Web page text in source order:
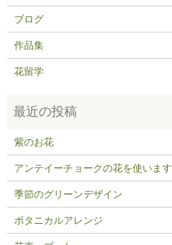
ブログ
作品集
花留学
紫のお花
アンテイーチョークの花を使います
季節のグリーンデザイン
ボタニカルアレンジ